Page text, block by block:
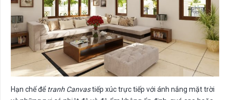
Hạn chế đểtranh Canvastiếp xúc trực tiếp với ánh nắng mặt trời